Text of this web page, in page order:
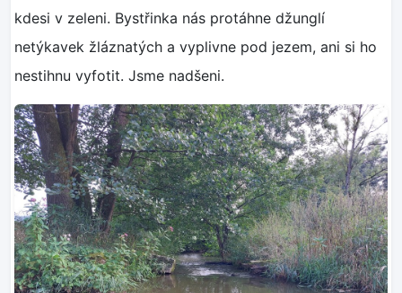
kdesi v zeleni. Bystřinka nás protáhne džunglí
netýkavek žláznatých a vyplivne pod jezem, ani si ho
nestihnu vyfotit. Jsme nadšeni.